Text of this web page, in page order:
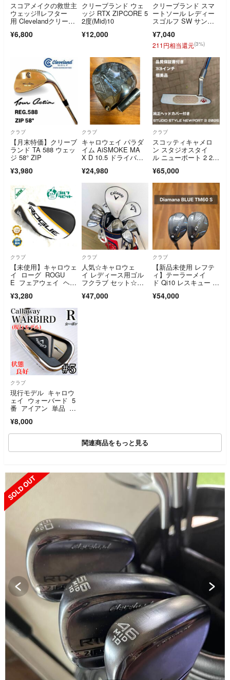
スコアメイクの救世主
ウェッジ‼️レフター
用 Clevelandクリーブ
¥6,800
クリーブランド ウェ
ッジ RTX ZIPCORE 5
2度(Mid)10
¥12,000
クリーブランド スマ
ートソール レディー
スゴルフ SW サンド
eveland SMART SOL
E
¥7,040
211円相当還元(3%)
クラブ
【月末特価】クリーブ
ランド TA 588 ウェッ
ジ 58° ZIP
¥3,980
クラブ
キャロウェイ パラダ
イム AiSMOKE MA
X D 10.5 ドライバー
¥24,980
クラブ
スコッティキャメロ
ン スタジオスタイ
ル ニューポート 2 20
TYLE NEWPORT 2 2
025
¥65,000
クラブ
【未使用】キャロウェ
イ ローグ ROGU
E フェアウェイ ヘッ
¥3,280
クラブ
人気☆キャロウェ
イ レディース用ゴル
フクラブ セット☆初
グ付 Callaway ソレイ
¥47,000
クラブ
【新品未使用 レフテ
ィ】テーラーメイ
ド Qi10 レスキュー 4
¥54,000
クラブ
現行モデル キャロウ
ェイ ウォーバード 5
番 アイアン 単品 純
¥8,000
関連商品をもっと見る